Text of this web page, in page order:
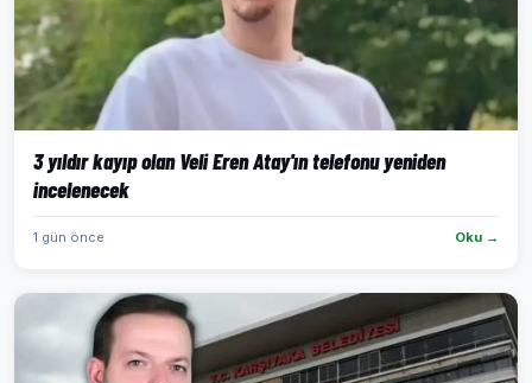
3 yıldır kayıp olan Veli Eren Atay'ın telefonu yeniden
incelenecek
1 gün önce Oku →